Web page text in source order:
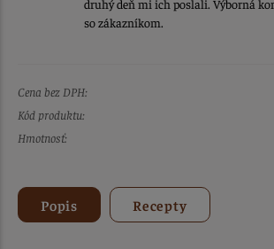
druhý deň mi ich poslali. Výborná
so zákazníkom.
Cena bez DPH:
Kód produktu:
Hmotnosť:
Popis Recepty